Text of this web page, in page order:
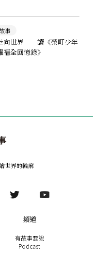
事
向世界──讀《榮町少年
全回憶錄》
世界的輪廓
頻道
有故事要說
Podcast